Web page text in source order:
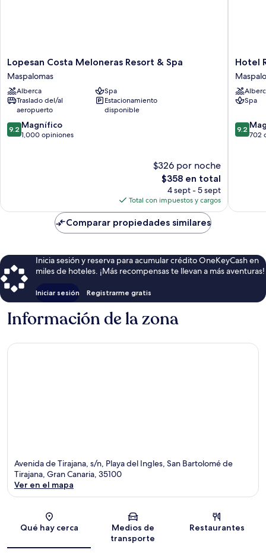
Lopesan
Costa
Meloneras
Resort
&
Spa
Maspalomas
Lopesan Costa Meloneras Resort & Spa
Maspalomas
Alberca
Spa
Traslado del/al
aeropuerto
Estacionamiento
disponible
9.2
de
9.2 Magnífico
1,000 opiniones
$326 por noche
El
precio
actual
es
de
$358
$358 en total
4 sept - 5 sept
Total con impuestos y cargos
Hotel
Riu
Palace
Oasis
Hotel
Spa
9.2
de
9.2
702
Comparar propiedades similares
Inicia sesión y reserva para acumular crédito OneKeyCash en
miles de hoteles. ¡Más recompensas te llevan a más aventuras!
Iniciar sesión Registrarme gratis
Información de la zona
Avenida de Tirajana, s/n, Playa del Ingles, San Bartolomé de
Tirajana, Gran Canaria, 35100
Ver en el mapa
Qué hay cerca
Medios de
transporte
Restaurantes